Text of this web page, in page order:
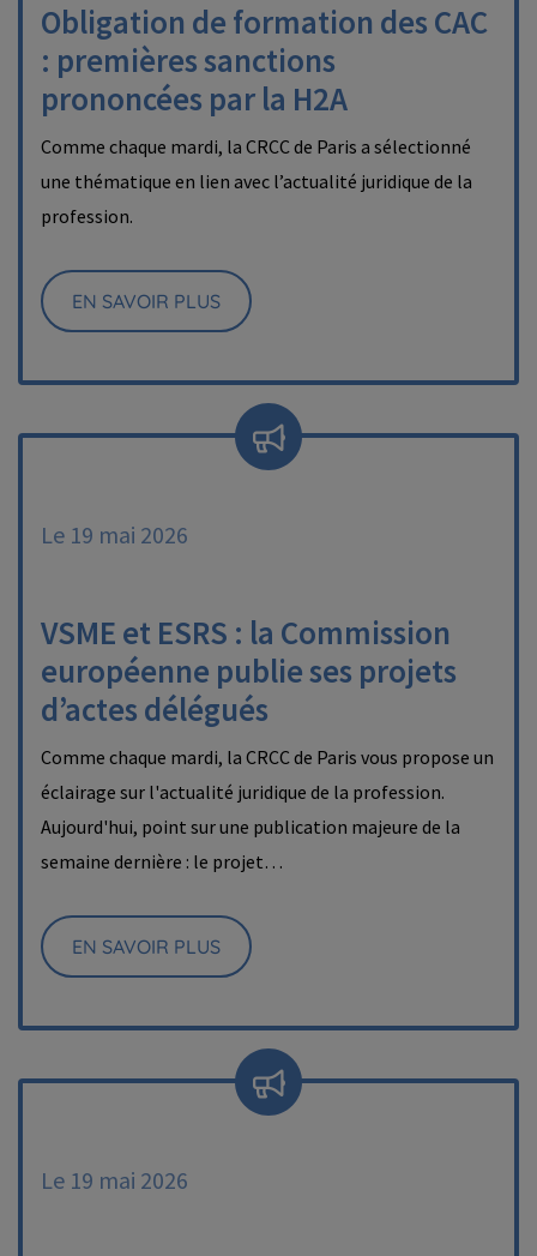
Obligation de formation des CAC
: premières sanctions
prononcées par la H2A
Comme chaque mardi, la CRCC de Paris a sélectionné
une thématique en lien avec l’actualité juridique de la
profession.
EN SAVOIR PLUS
Le 19 mai 2026
VSME et ESRS : la Commission
européenne publie ses projets
d’actes délégués
Comme chaque mardi, la CRCC de Paris vous propose un
éclairage sur l'actualité juridique de la profession.
Aujourd'hui, point sur une publication majeure de la
semaine dernière : le projet…
EN SAVOIR PLUS
Le 19 mai 2026